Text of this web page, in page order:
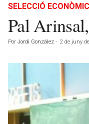
SELECCIÓ
Pal
Por Jordi González - 2 de juny